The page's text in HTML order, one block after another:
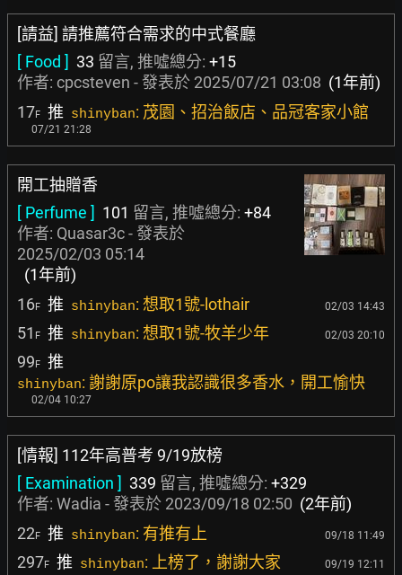
[請益] 請推薦符合需求的中式餐廳
[ Food ] 33 留言, 推噓總分: +15
作者: cpcsteven - 發表於 2025/07/21 03:08 (1年前)
17F 推 shinyban: 茂園、招治飯店、品冠客家小館
07/21 21:28
開工抽贈香
[ Perfume ] 101 留言, 推噓總分: +84
作者: Quasar3c- 發表於
2025/02/03 05:14
(1年前)
16F 推 shinyban: 想取1號-lothair 02/03 14:43
51 F 推 shinyban: 想取1號-牧羊少年 02/03 20:10
99F 推
shinyban: 謝謝原po讓我認識很多香水，開工愉快
02/04 10:27
[情報] 112年高普考 9/19放榜
[ Examination ] 339 留言, 推噓總分: +329
作者: Wadia - 發表於 2023/09/18 02:50 (2年前)
22F 推 shinyban: 有推有上 09/18 11:49
297F 推 shinyban: 上榜了，謝謝大家 09/19 12:11